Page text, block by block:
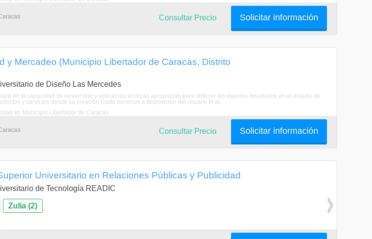
Solicitar información
Consultar Precio
y Mercadeo (Municipio Libertador de Caracas, Distrito
de Diseño Las Mercedes
en la capacidad de desarrollar y aplicar las técnicas apropiadas para obtener los mejores resultados en el estudio de
y servicios desde su creación hasta ponerlos a disposición del usuario final.
en Municipio Libertador de Caracas
Solicitar información
Consultar Precio
Universitario en Relaciones Públicas y Publicidad
de Tecnología READIC
Zulia (2)